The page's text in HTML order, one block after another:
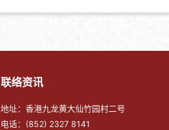
联络资讯
地址：香港九龙黄大仙竹园村二号
电话： (852) 2327 8141